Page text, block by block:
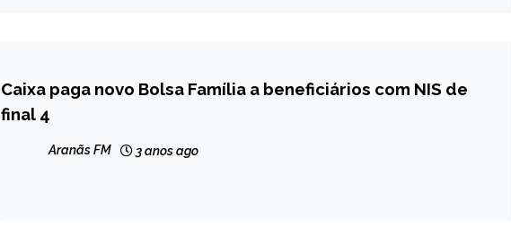
BRASIL
NOTÍCIAS
Caixa paga novo Bolsa Família a beneficiários com NIS de
final 4
Aranãs FM 3 anos ago